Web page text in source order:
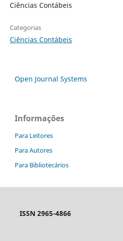
Ciências Contábeis
Categorias
Ciências Contábeis
Open Journal Systems
Informações
Para Leitores
Para Autores
Para Bibliotecários
ISSN 2965-4866